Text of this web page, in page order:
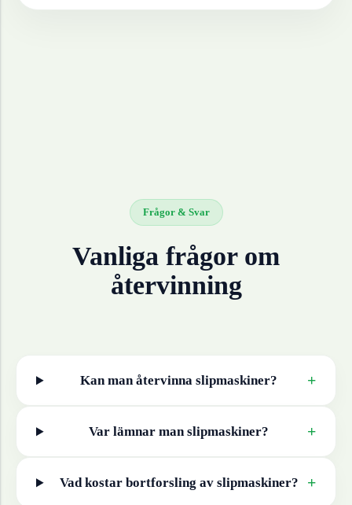
Frågor & Svar
Vanliga frågor om
återvinning
Kan man återvinna slipmaskiner? +
Var lämnar man slipmaskiner? +
Vad kostar bortforsling av slipmaskiner? +